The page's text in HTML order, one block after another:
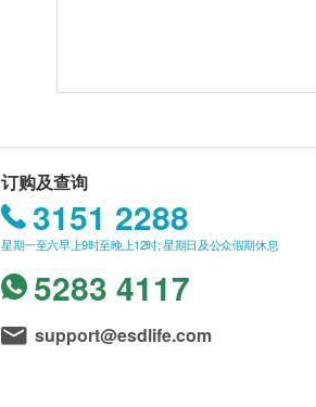
订购及查询
3151 2288
星期一至六早上9时至晚上12时; 星期日及公众假期休息
5283 4117
support@esdlife.com